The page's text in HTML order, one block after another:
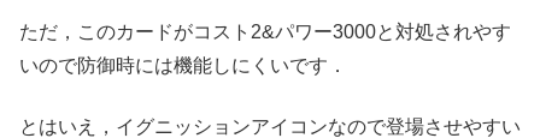
ただ，このカードがコスト2&パワー3000と対処されやす
いので防御時には機能しにくいです．
とはいえ，イグニッションアイコンなので登場させやすい